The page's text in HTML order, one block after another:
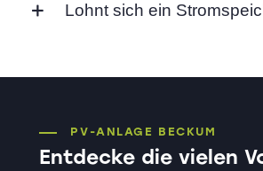
Lohnt sich ein
PV-ANLAGE BECKUM
Entdecke die vielen